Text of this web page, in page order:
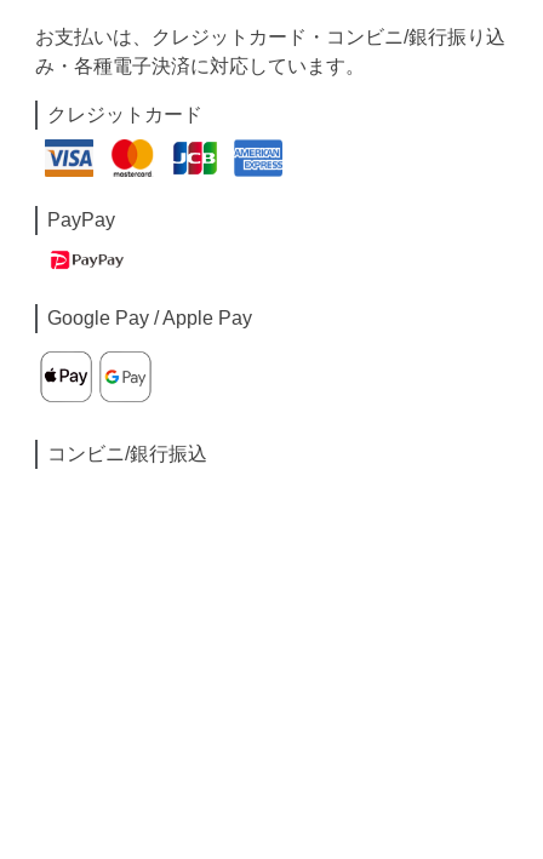
お支払いは、クレジットカード・コンビニ/銀行振り込
み・各種電子決済に対応しています。
クレジットカード
PayPay
Google Pay / Apple Pay
コンビニ/銀行振込